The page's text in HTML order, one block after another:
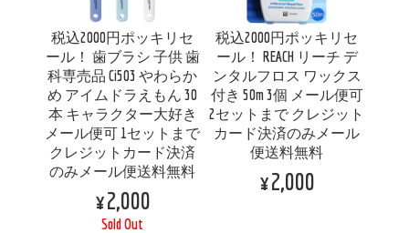
税込2000円ポッキリセ
ール！ 歯ブラシ 子供 歯
科専売品 Ci503 やわらか
め アイムドラえもん 30
本 キャラクター大好き
メール便可 1セットまで
クレジットカード決済
のみメール便送料無料
¥2,000
Sold Out
税込2000円ポッキリセ
ール！ REACH リーチ デ
ンタルフロス ワックス
付き 50m 3個 メール便可
2セットまで クレジット
カード決済のみメール
便送料無料
¥2,000